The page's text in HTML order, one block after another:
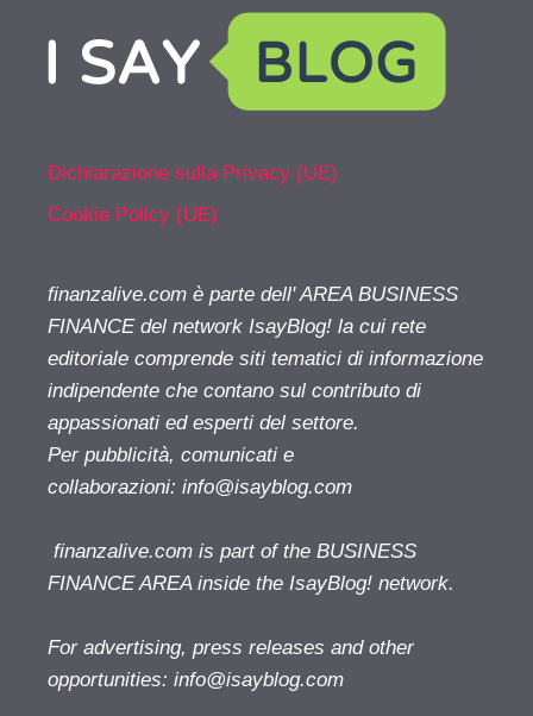
Dichiarazione sulla Privacy (UE)
Cookie Policy (UE)
finanzalive.com è parte dell' AREA BUSINESS
FINANCE del network IsayBlog! la cui rete
editoriale comprende siti tematici di informazione
indipendente che contano sul contributo di
appassionati ed esperti del settore.
Per pubblicità, comunicati e
collaborazioni: info@isayblog.com
finanzalive.com is part of the BUSINESS
FINANCE AREA inside the IsayBlog! network.
For advertising, press releases and other
opportunities: info@isayblog.com